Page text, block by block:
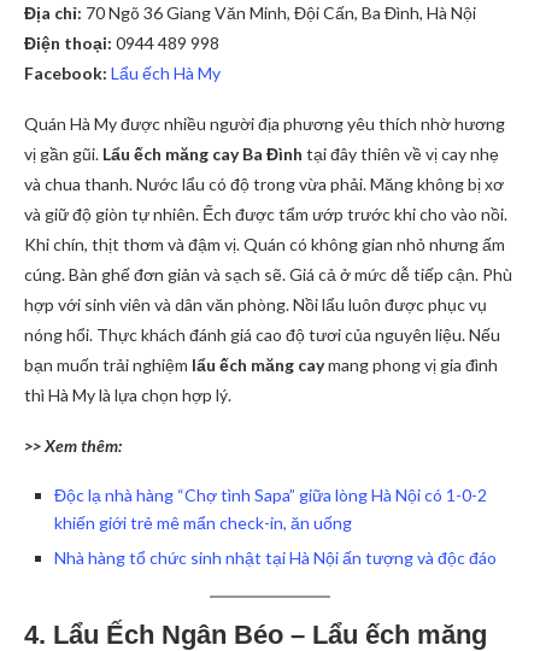
Địa chỉ: 70 Ngõ 36 Giang Văn Minh, Đội Cấn, Ba Đình, Hà Nội
Điện thoại: 0944 489 998
Facebook: Lẩu ếch Hà My
Quán Hà My được nhiều người địa phương yêu thích nhờ hương
vị gần gũi. Lẩu ếch măng cay Ba Đình tại đây thiên về vị cay nhẹ
và chua thanh. Nước lẩu có độ trong vừa phải. Măng không bị xơ
và giữ độ giòn tự nhiên. Ếch được tẩm ướp trước khi cho vào nồi.
Khi chín, thịt thơm và đậm vị. Quán có không gian nhỏ nhưng ấm
cúng. Bàn ghế đơn giản và sạch sẽ. Giá cả ở mức dễ tiếp cận. Phù
hợp với sinh viên và dân văn phòng. Nồi lẩu luôn được phục vụ
nóng hổi. Thực khách đánh giá cao độ tươi của nguyên liệu. Nếu
bạn muốn trải nghiệm lẩu ếch măng caymang phong vị gia đình
thì Hà My là lựa chọn hợp lý.
>> Xem thêm:
Độc lạ nhà hàng “Chợ tình Sapa” giữa lòng Hà Nội có 1-0-2
khiến giới trẻ mê mẩn check-in, ăn uống
Nhà hàng tổ chức sinh nhật tại Hà Nội ấn tượng và độc đáo
4. Lẩu Ếch Ngân Béo – Lẩu ếch măng